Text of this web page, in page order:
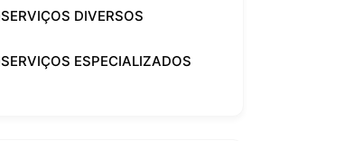
SERVIÇOS DIVERSOS
SERVIÇOS ESPECIALIZADOS